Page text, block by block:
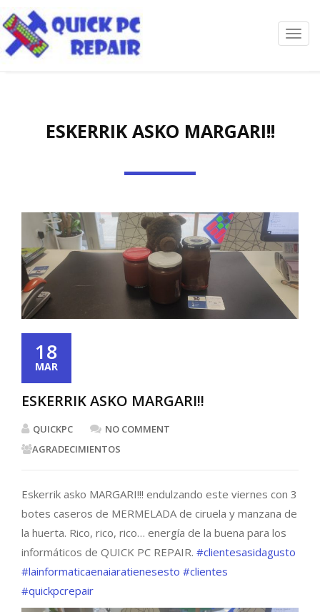
ESKERRIK ASKO MARGARI!!
18
MAR
ESKERRIK ASKO MARGARI!!
QUICKPC
NO COMMENT
AGRADECIMIENTOS
Eskerrik asko MARGARI!!! endulzando este viernes con 3
botes caseros de MERMELADA de ciruela y manzana de
la huerta. Rico, rico, rico… energía de la buena para los
informáticos de QUICK PC REPAIR. #clientesasidagusto
#lainformaticaenaiaratienesesto #clientes
#quickpcrepair